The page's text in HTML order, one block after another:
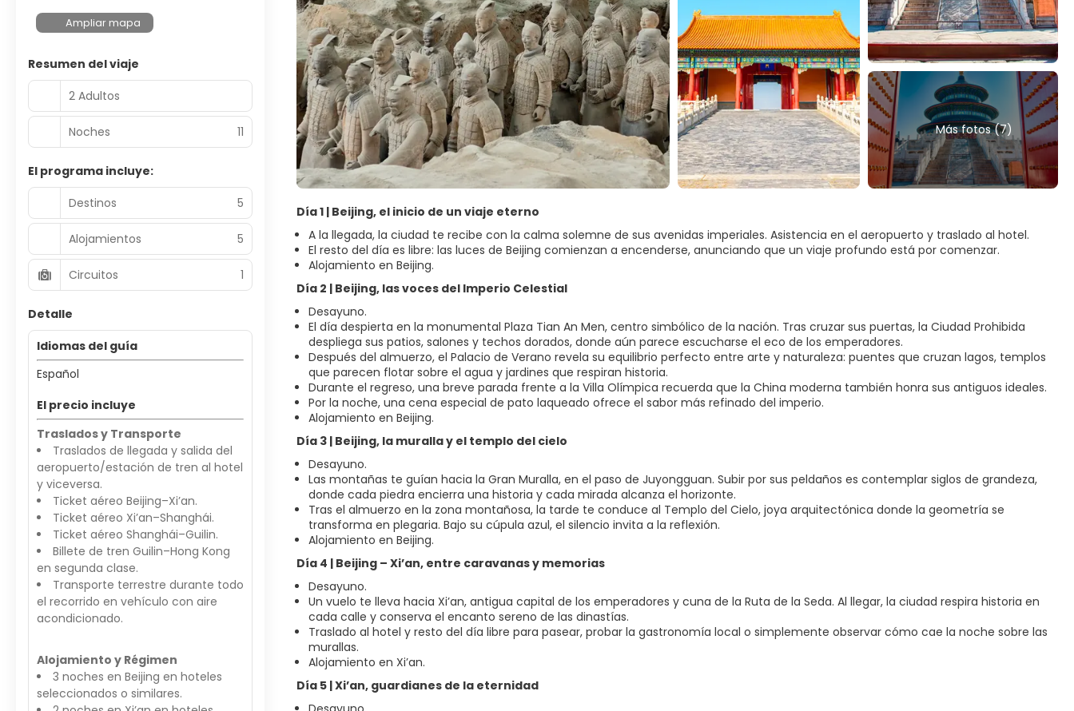
Más fotos (7)
Día 1 | Beijing, el inicio de un viaje eterno
A la llegada, la ciudad te recibe con la calma solemne de sus avenidas imperiales. Asistencia en el aeropuerto y traslado al hotel.
El resto del día es libre: las luces de Beijing comienzan a encenderse, anunciando que un viaje profundo está por comenzar.
Alojamiento en Beijing.
Día 2 | Beijing, las voces del Imperio Celestial
Desayuno.
El día despierta en la monumental Plaza Tian An Men, centro simbólico de la nación. Tras cruzar sus puertas, la Ciudad Prohibida
despliega sus patios, salones y techos dorados, donde aún parece escucharse el eco de los emperadores.
Después del almuerzo, el Palacio de Verano revela su equilibrio perfecto entre arte y naturaleza: puentes que cruzan lagos, templos
que parecen flotar sobre el agua y jardines que respiran historia.
Durante el regreso, una breve parada frente a la Villa Olímpica recuerda que la China moderna también honra sus antiguos ideales.
Por la noche, una cena especial de pato laqueado ofrece el sabor más refinado del imperio.
Alojamiento en Beijing.
Día 3 | Beijing, la muralla y el templo del cielo
Desayuno.
Las montañas te guían hacia la Gran Muralla, en el paso de Juyongguan. Subir por sus peldaños es contemplar siglos de grandeza,
donde cada piedra encierra una historia y cada mirada alcanza el horizonte.
Tras el almuerzo en la zona montañosa, la tarde te conduce al Templo del Cielo, joya arquitectónica donde la geometría se
transforma en plegaria. Bajo su cúpula azul, el silencio invita a la reflexión.
Alojamiento en Beijing.
Día 4 | Beijing – Xi’an, entre caravanas y memorias
Desayuno.
Un vuelo te lleva hacia Xi’an, antigua capital de los emperadores y cuna de la Ruta de la Seda. Al llegar, la ciudad respira historia en
cada calle y conserva el encanto sereno de las dinastías.
Traslado al hotel y resto del día libre para pasear, probar la gastronomía local o simplemente observar cómo cae la noche sobre las
murallas.
Alojamiento en Xi’an.
Día 5 | Xi’an, guardianes de la eternidad
Ampliar mapa
Resumen del viaje
2 Adultos
Noches 11
El programa incluye:
Destinos
5
Alojamientos 5
Circuitos 1
Detalle
Idiomas del guía
Español
El precio incluye
Traslados y Transporte
Traslados de llegada y salida del
aeropuerto/estación de tren al hotel
y viceversa.
Ticket aéreo Beijing–Xi’an.
Ticket aéreo Xi’an–Shanghái.
Ticket aéreo Shanghái–Guilin.
Billete de tren Guilin–Hong Kong
en segunda clase.
Transporte terrestre durante todo
el recorrido en vehículo con aire
acondicionado.
Alojamiento y Régimen
3 noches en Beijing en hoteles
seleccionados o similares.